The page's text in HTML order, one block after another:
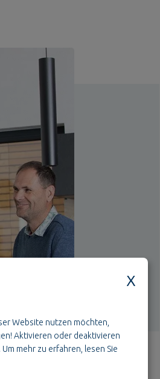
Website nutzen möchten,
Aktivieren oder deaktivieren
Um mehr zu erfahren, lesen Sie